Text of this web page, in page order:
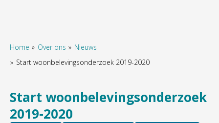
Home Over ons
Nieuws
Start woonbelevingsonderzoek 2019-2020
Start woonbelevingsonderzoek
2019-2020